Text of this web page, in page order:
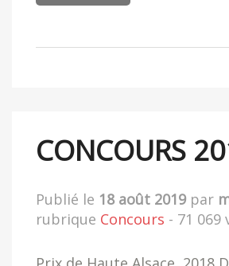
CONCOURS
Publié le 18 août 2019par
rubrique Concours - 71 069